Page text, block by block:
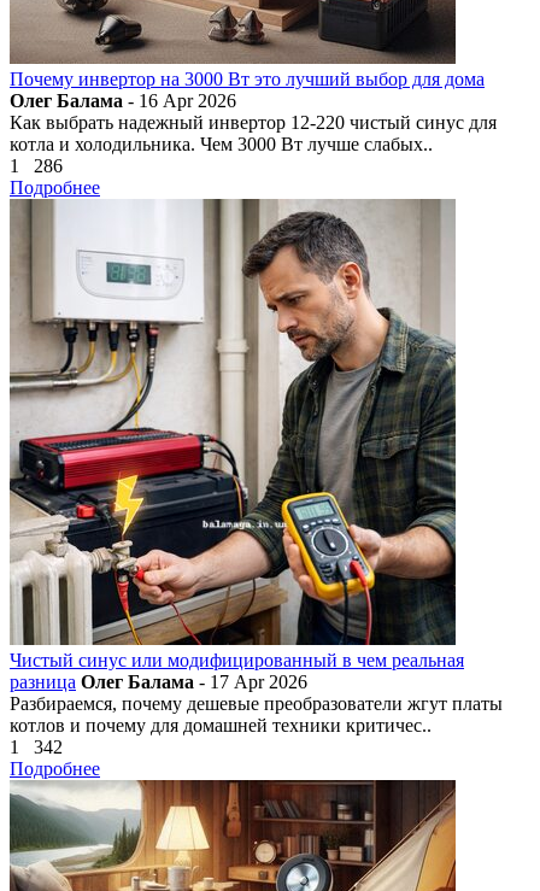
Почему инвертор на 3000 Вт это лучший выбор для дома
Олег Балама - 16 Apr 2026
Как выбрать надежный инвертор 12-220 чистый синус для
котла и холодильника. Чем 3000 Вт лучше слабых..
1 286
Подробнее
Чистый синус или модифицированный в чем реальная
разница Олег Балама - 17 Apr 2026
Разбираемся, почему дешевые преобразователи жгут платы
котлов и почему для домашней техники критичес..
1 342
Подробнее